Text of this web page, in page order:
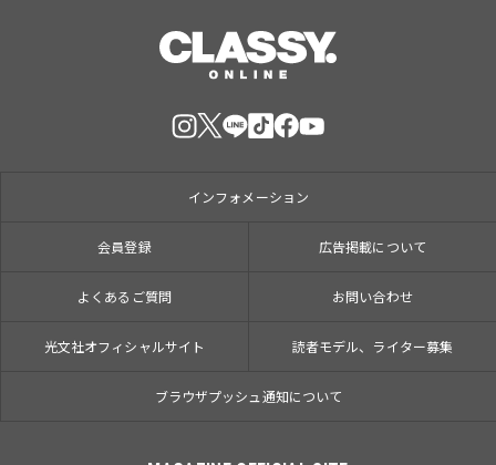
インフォメーション
会員登録 広告掲載について
よくあるご質問 お問い合わせ
光文社オフィシャルサイト 読者モデル、ライター募集
ブラウザプッシュ通知について